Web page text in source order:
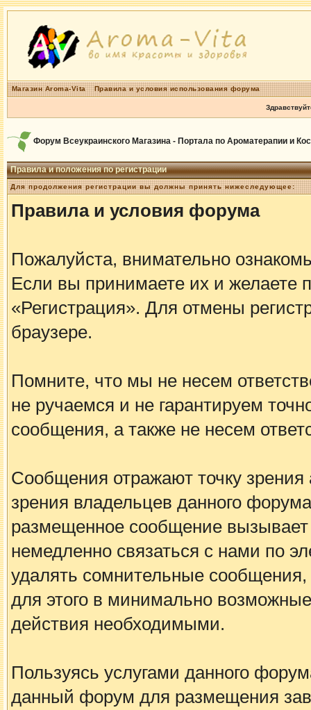
Магазин Aroma-Vita Правила и условия использования форума
Форум Всеукраинского Магазина - Портала по Ароматерапии и
Правила и положения по регистрации
Для продолжения регистрации вы должны принять нижеследующее:
Правила и условия форума
Пожалуйста, внимательно
Если вы принимаете их и желаете
«Регистрация». Для отмены
браузере.
Помните, что мы не несем
не ручаемся и не гарантируем
сообщения, а также не несем
Сообщения отражают точку зрения
зрения владельцев данного
размещенное сообщение вызывает
немедленно связаться с нами по
удалять сомнительные
для этого в минимально
действия необходимыми.
Пользуясь услугами данного
данный форум для размещения